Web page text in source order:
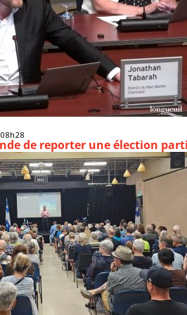
de reporter une élection